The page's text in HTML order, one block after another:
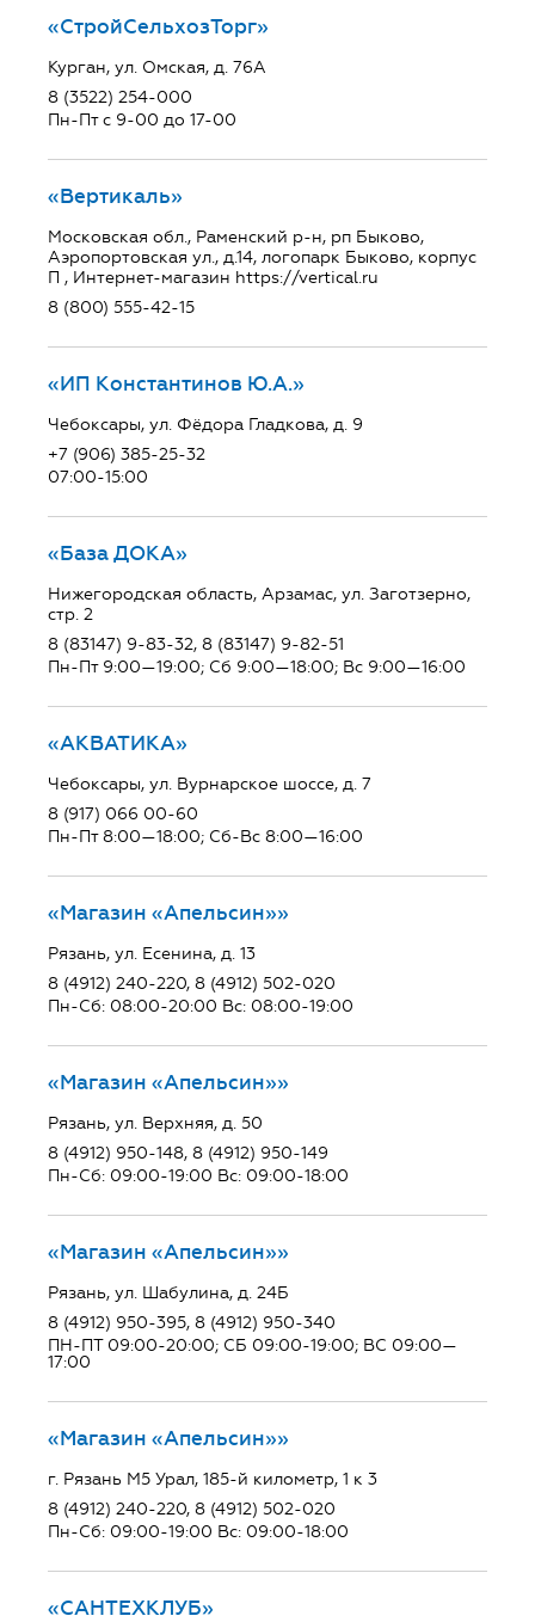
«СтройСельхозТорг»
Курган, ул. Омская, д. 76А
8 (3522) 254-000
Пн-Пт с 9-00 до 17-00
«Вертикаль»
Московская обл., Раменский р-н, рп Быково,
Аэропортовская ул., д.14, логопарк Быково, корпус
П , Интернет-магазин https://vertical.ru
8 (800) 555-42-15
«ИП Константинов Ю.А.»
Чебоксары, ул. Фёдора Гладкова, д. 9
+7 (906) 385-25-32
07:00-15:00
«База ДОКА»
Нижегородская область, Арзамас, ул. Заготзерно,
стр. 2
8 (83147) 9-83-32, 8 (83147) 9-82-51
Пн-Пт 9:00—19:00; Сб 9:00—18:00; Вс 9:00—16:00
«АКВАТИКА»
Чебоксары, ул. Вурнарское шоссе, д. 7
8 (917) 066 00-60
Пн-Пт 8:00—18:00; Сб-Вс 8:00—16:00
«Магазин «Апельсин»»
Рязань, ул. Есенина, д. 13
8 (4912) 240-220, 8 (4912) 502-020
Пн-Сб: 08:00-20:00 Вс: 08:00-19:00
«Магазин «Апельсин»»
Рязань, ул. Верхняя, д. 50
8 (4912) 950-148, 8 (4912) 950-149
Пн-Сб: 09:00-19:00 Вс: 09:00-18:00
«Магазин «Апельсин»»
Рязань, ул. Шабулина, д. 24Б
8 (4912) 950-395, 8 (4912) 950-340
ПН-ПТ 09:00-20:00; СБ 09:00-19:00; ВС 09:00—
17:00
«Магазин «Апельсин»»
г. Рязань М5 Урал, 185-й километр, 1 к 3
8 (4912) 240-220, 8 (4912) 502-020
Пн-Сб: 09:00-19:00 Вс: 09:00-18:00
«САНТЕХКЛУБ»